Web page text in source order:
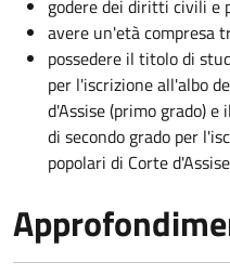
godere dei diritti civili e
avere un'età compresa
possedere il titolo di
per l'iscrizione all'albo
d'Assise (primo grado)
di secondo grado per
popolari di Corte